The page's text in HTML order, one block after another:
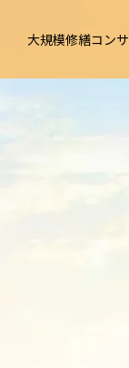
大規模修繕コン